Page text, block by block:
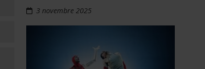
3 novembre 2025